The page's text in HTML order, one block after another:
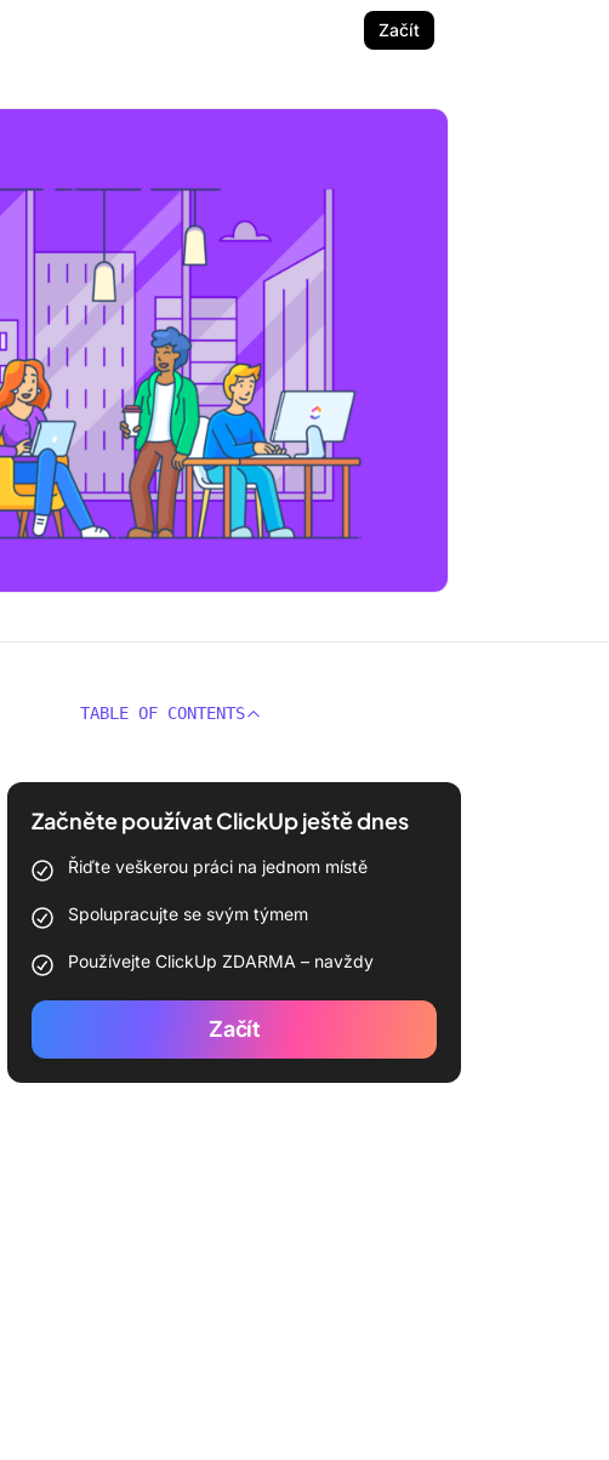
Začít
TABLE OF CONTENTS
Začněte používat ClickUp ještě dnes
Řiďte veškerou práci na jednom místě
Spolupracujte se svým týmem
Používejte ClickUp ZDARMA – navždy
Začít